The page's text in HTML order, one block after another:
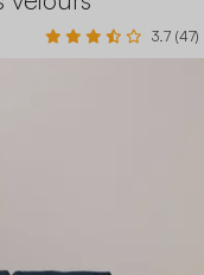
3.7 (47)